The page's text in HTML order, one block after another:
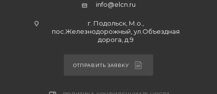
info@elcn.ru
г. Подольск, М.о.,
пос.Железнодорожный, ул.Объездная
дорога, д.9
ОТПРАВИТЬ ЗАЯВКУ